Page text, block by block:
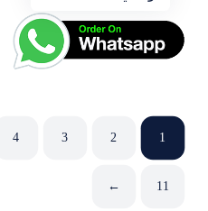
1
2
3
4
11
←